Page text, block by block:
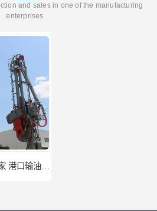
and sales in one of the manufacturing
enterprises
河北流体装卸臂厂家 港口输油臂 节能环保